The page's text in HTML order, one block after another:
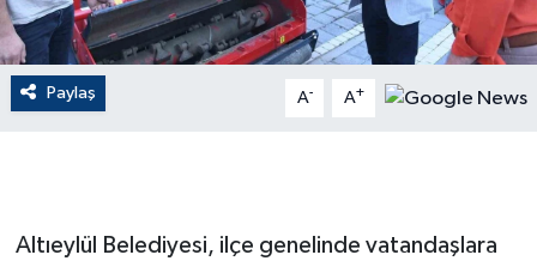
Paylaş A- A+
Altıeylül Belediyesi, ilçe genelinde vatandaşlara
English News
Finans
GENEL